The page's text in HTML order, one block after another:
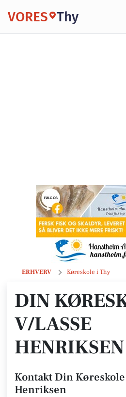
VORES Thy
ERHVERV Køreskole i Thy
Din Køreskole v/Lasse Henriksen
DIN
V/LASSE
HENRIKSEN
Kontakt Din Køreskole
Henriksen